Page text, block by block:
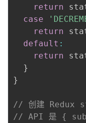
我
Programs
的
我
return
case
return
default :
return
}
}
// 创建 Redux
// API 是 {